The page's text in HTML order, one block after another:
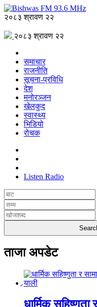
२०८३ श्रावण २२
२०८३ श्रावण २२
समाचार
राजनीति
सूचना-प्रविधि
देश
मनोरञ्जन
खेलकुद
स्वास्थ्य
भिडियो
रोचक
Listen Radio
ताजा अपडेट
धार्मिक